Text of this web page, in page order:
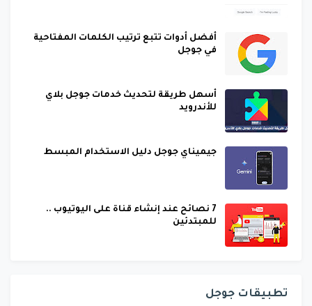
أفضل أدوات تتبع ترتيب الكلمات المفتاحية
في جوجل
أسهل طريقة لتحديث خدمات جوجل بلاي
للأندرويد
جيميناي جوجل دليل الاستخدام المبسط
7 نصائح عند إنشاء قناة على اليوتيوب ..
للمبتدئين
تطبيقات جوجل